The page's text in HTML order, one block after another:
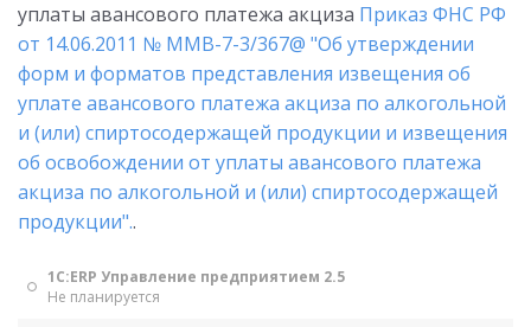
уплаты авансового платежа акциза Приказ ФНС РФ
от 14.06.2011 № ММВ-7-3/367@ "Об утверждении
форм и форматов представления извещения об
уплате авансового платежа акциза по алкогольной
и (или) спиртосодержащей продукции и извещения
об освобождении от уплаты авансового платежа
акциза по алкогольной и (или) спиртосодержащей
продукции"..
1С:ERP Управление предприятием 2.5
Не планируется